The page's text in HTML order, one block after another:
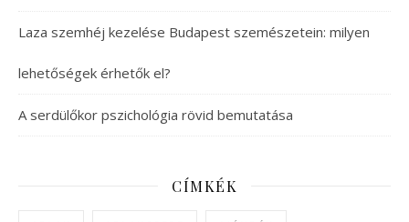
Laza szemhéj kezelése Budapest szemészetein: milyen
lehetőségek érhetők el?
A serdülőkor pszichológia rövid bemutatása
CÍMKÉK